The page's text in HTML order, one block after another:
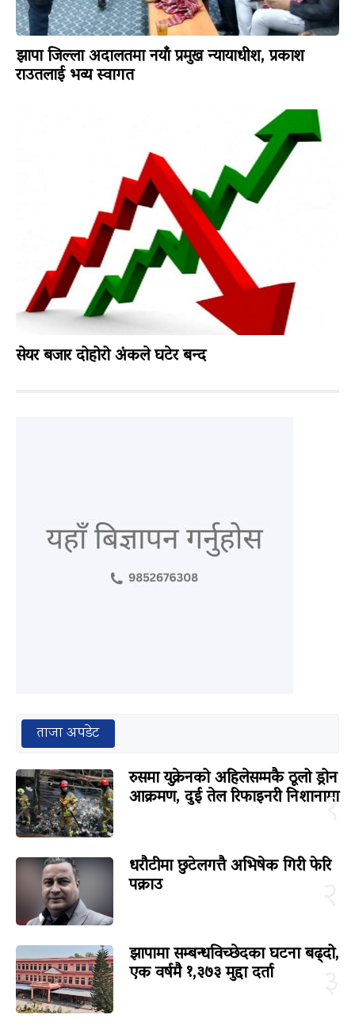
झापा जिल्ला अदालतमा नयाँ प्रमुख न्यायाधीश, प्रकाश
राउतलाई भव्य स्वागत
सेयर बजार दोहोरो अंकले घटेर बन्द
ताजा अपडेट
१
रुसमा युक्रेनको अहिलेसम्मकै ठूलो ड्रोन
आक्रमण, दुई तेल रिफाइनरी निशानामा
धरौटीमा छुटेलगत्तै अभिषेक गिरी फेरि
पक्राउ
झापामा सम्बन्धविच्छेदका घटना बढ्दो,
एक वर्षमै १,३७३ मुद्दा दर्ता